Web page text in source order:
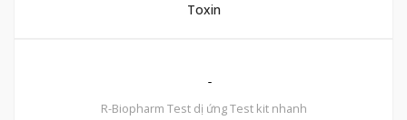
Toxin
R-Biopharm Test dị ứng Test kit nhanh